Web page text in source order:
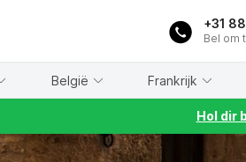
+31
Bel om
België Frankrijk
Hol dir